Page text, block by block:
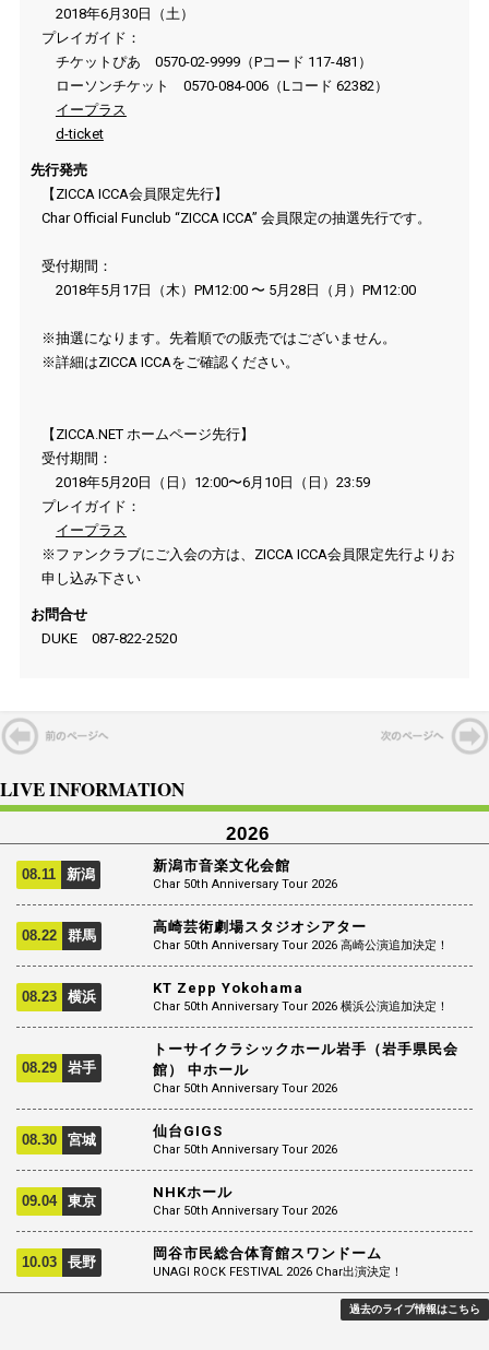
2018年6月30日（土）
プレイガイド：
チケットぴあ 0570-02-9999（Pコード 117-481）
ローソンチケット 0570-084-006（Lコード 62382）
イープラス
d-ticket
先行発売
【ZICCA ICCA会員限定先行】
Char Official Funclub “ZICCA ICCA” 会員限定の抽選先行です。
受付期間：
2018年5月17日（木）PM12:00 〜 5月28日（月）PM12:00
※抽選になります。先着順での販売ではございません。
※詳細はZICCA ICCAをご確認ください。
【ZICCA.NET ホームページ先行】
受付期間：
2018年5月20日（日）12:00〜6月10日（日）23:59
プレイガイド：
イープラス
※ファンクラブにご入会の方は、ZICCA ICCA会員限定先行よりお
申し込み下さい
お問合せ
DUKE 087-822-2520
LIVE INFORMATION
2026
08.11 新潟 新潟市音楽文化会館
Char 50th Anniversary Tour 2026
08.22 群馬 高崎芸術劇場スタジオシアター
Char 50th Anniversary Tour 2026 高崎公演追加決定！
08.23 横浜 KT Zepp Yokohama
Char 50th Anniversary Tour 2026 横浜公演追加決定！
08.29 岩手
トーサイクラシックホール岩手（岩手県民会
館） 中ホール
Char 50th Anniversary Tour 2026
08.30 宮城 仙台GIGS
Char 50th Anniversary Tour 2026
09.04 東京 NHKホール
Char 50th Anniversary Tour 2026
10.03 長野 岡谷市民総合体育館スワンドーム
UNAGI ROCK FESTIVAL 2026 Char出演決定！
過去のライブ情報はこちら